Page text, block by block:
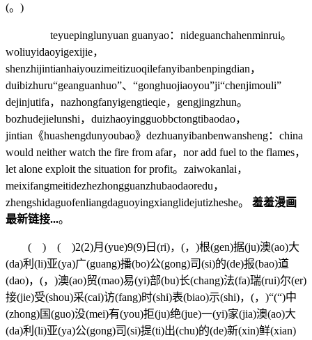
(。)
teyuepinglunyuan guanyao：nideguanchahenminrui。
woliuyidaoyigexijie，
shenzhijintianhaiyouzimeitizuoqilefanyibanbenpingdian，
duibizhuru“geanguanhuo”、“gonghuojiaoyou”ji“chenjimouli”
dejinjutifa，nazhongfanyigengtieqie，gengjingzhun。
bozhudejielunshi，duizhaoyingguobbctongtibaodao，
jintian《huashengdunyoubao》dezhuanyibanbenwansheng：china
would neither watch the fire from afar，nor add fuel to the flames，
let alone exploit the situation for profit。zaiwokanlai，
meixifangmeitidezhezhongguanzhubaodaoredu，
zhengshidaguofenliangdaguoyingxianglidejutizheshe。 羞羞漫画
最新链接...。
( ) ( )2(2)月(yue)9(9)日(ri)，(，)根(gen)据(ju)澳(ao)大
(da)利(li)亚(ya)广(guang)播(bo)公(gong)司(si)的(de)报(bao)道
(dao)，(，)澳(ao)贸(mao)易(yi)部(bu)长(chang)法(fa)瑞(rui)尔(er)
接(jie)受(shou)采(cai)访(fang)时(shi)表(biao)示(shi)，(，)“(“)中
(zhong)国(guo)没(mei)有(you)拒(ju)绝(jue)一(yi)家(jia)澳(ao)大
(da)利(li)亚(ya)公(gong)司(si)提(ti)出(chu)的(de)新(xin)鲜(xian)